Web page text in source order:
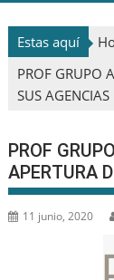
Estas aquí
PROF GRUPO
SUS
PROF
APERTURA
11 junio, 2020